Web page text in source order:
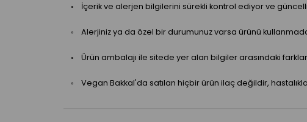
◦ İçerik ve alerjen bilgilerini sürekli kontrol ediyor ve
◦ Alerjiniz ya da özel bir durumunuz varsa ürünü
◦ Ürün ambalajı ile sitede yer alan bilgiler arasındaki
◦ Vegan Bakkal'da satılan hiçbir ürün ilaç değildir,